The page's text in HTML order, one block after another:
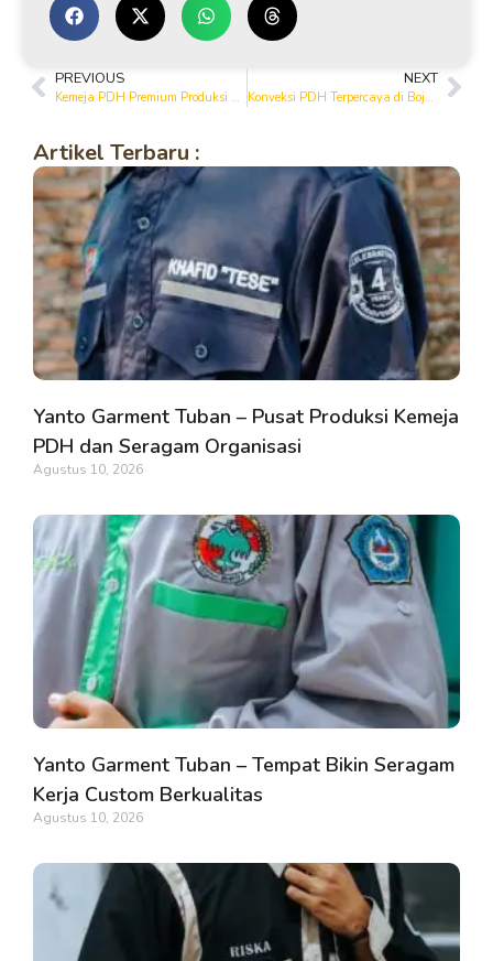
PREVIOUS
Kemeja PDH Premium Produksi Konveksi Bojonegoro
NEXT
Konveksi PDH Terpercaya di Bojonegoro Sejak 1994
Artikel Terbaru :
Yanto Garment Tuban – Pusat Produksi Kemeja
PDH dan Seragam Organisasi
Agustus 10, 2026
Yanto Garment Tuban – Tempat Bikin Seragam
Kerja Custom Berkualitas
Agustus 10, 2026